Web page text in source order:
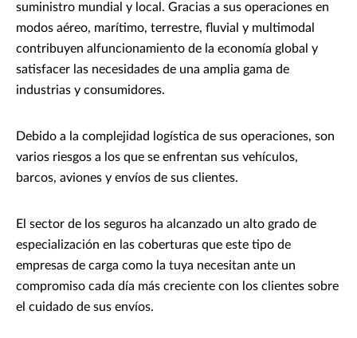
suministro mundial y local. Gracias a sus operaciones en
modos aéreo, marítimo, terrestre, fluvial y multimodal
contribuyen alfuncionamiento de la economía global y
satisfacer las necesidades de una amplia gama de
industrias y consumidores.
Debido a la complejidad logística de sus operaciones, son
varios riesgos a los que se enfrentan sus vehículos,
barcos, aviones y envíos de sus clientes.
El sector de los seguros ha alcanzado un alto grado de
especialización en las coberturas que este tipo de
empresas de carga como la tuya necesitan ante un
compromiso cada día más creciente con los clientes sobre
el cuidado de sus envíos.